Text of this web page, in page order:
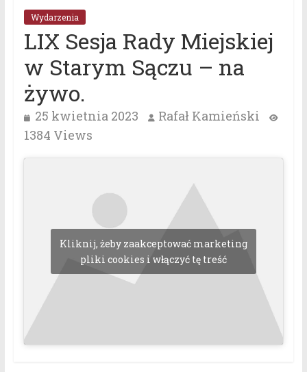
Wydarzenia
LIX Sesja Rady Miejskiej
w Starym Sączu – na
żywo.
25 kwietnia 2023
Rafał Kamieński
1384 Views
Kliknij, żeby zaakceptować marketing
pliki cookies i włączyć tę treść